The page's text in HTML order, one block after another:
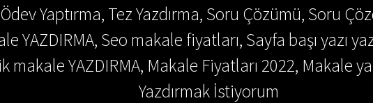
Yaptırma, Tez Yazdırma, Soru Çözümü, Soru
YAZDIRMA, Seo makale fiyatları, Sayfa başı yazı
makale YAZDIRMA, Makale Fiyatları 2022, Makale
Yazdırmak İstiyorum